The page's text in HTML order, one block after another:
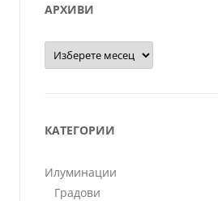
АРХИВИ
Архиви
КАТЕГОРИИ
Илуминации
Градови